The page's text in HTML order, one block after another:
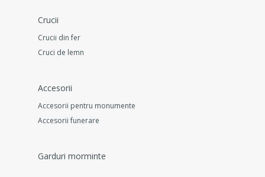
Crucii
Crucii din fer
Cruci de lemn
Accesorii
Accesorii pentru monumente
Accesorii funerare
Garduri morminte